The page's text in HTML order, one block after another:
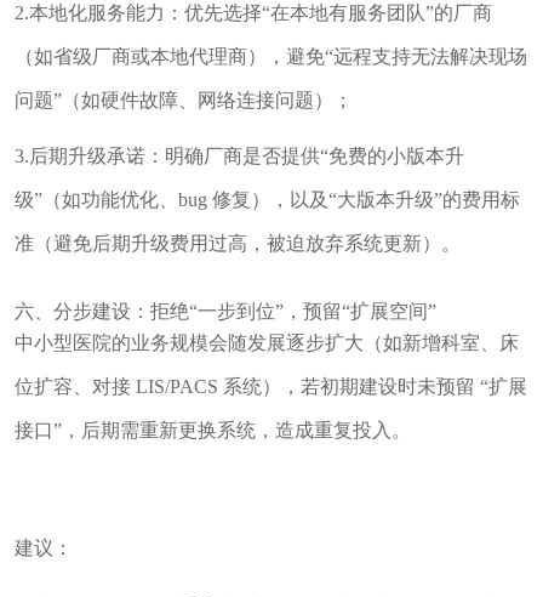
2.本地化服务能力：优先选择“在本地有服务团队”的厂商
（如省级厂商或本地代理商），避免“远程支持无法解决现场
问题”（如硬件故障、网络连接问题）；
3.后期升级承诺：明确厂商是否提供“免费的小版本升
级”（如功能优化、bug 修复），以及“大版本升级”的费用标
准（避免后期升级费用过高，被迫放弃系统更新）。
六、分步建设：拒绝“一步到位”，预留“扩展空间”
中小型医院的业务规模会随发展逐步扩大（如新增科室、床
位扩容、对接 LIS/PACS 系统），若初期建设时未预留 “扩展
接口”，后期需重新更换系统，造成重复投入。
建议：